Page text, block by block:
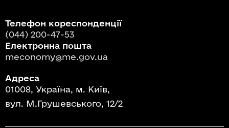
Телефон кореспонденції
(044) 200-47-53
Електронна пошта
meconomy@me.gov.ua
Адреса
01008, Україна, м. Київ,
вул. М.Грушевського, 12/2